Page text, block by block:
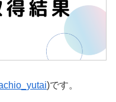
)です。